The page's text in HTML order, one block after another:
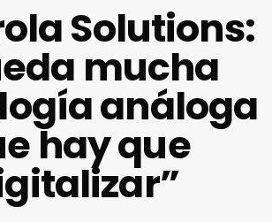
Solutions:
mucha
análoga
hay que